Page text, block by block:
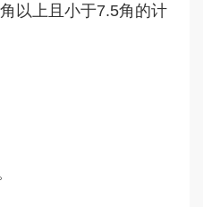
以上且小于7.5角的计